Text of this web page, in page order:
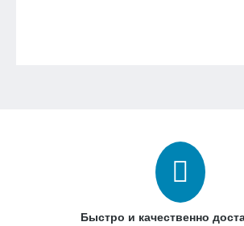
Быстро и качественно